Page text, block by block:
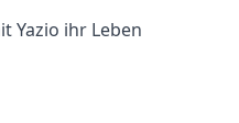
Yazio ihr Leben